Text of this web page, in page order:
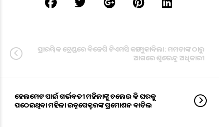
ପ୍ରାରମ୍ଭିକ ଟ୍ରେଣ୍ଡରେ ବିଜେପି ଟିଏମସି କଡା ମୁକାବିଲା: ମମତାଙ୍କ ଠାରୁ
ଆଗରେ ଶୁଭେନ୍ଦୁ ଅଧିକାରୀ
ହେଲମେଟ ପାଇଁ ଗର୍ଭବତୀ ମହିଳାଙ୍କୁ ଚଲେଇ କି ଘରକୁ
ପଠେଇଥିବା ମହିଳା ଇନ୍ସପେକ୍ଟରଙ୍କ ପ୍ରମୋଶନ ବାତିଲ